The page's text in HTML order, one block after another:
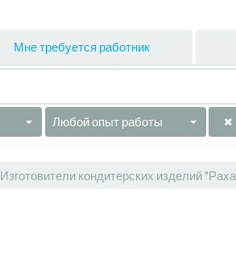
Мне требуется работник
Любой опыт работы
Изготовители кондитерских изделий